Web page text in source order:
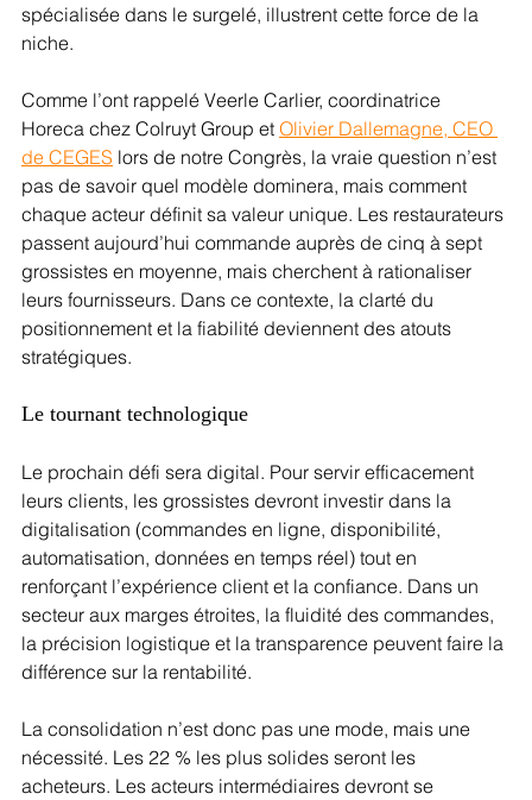
spécialisée dans le surgelé, illustrent cette force de la
niche.
Comme l’ont rappelé Veerle Carlier, coordinatrice
Horeca chez Colruyt Group et Olivier Dallemagne, CEO
de CEGES lors de notre Congrès, la vraie question n’est
pas de savoir quel modèle dominera, mais comment
chaque acteur définit sa valeur unique. Les restaurateurs
passent aujourd’hui commande auprès de cinq à sept
grossistes en moyenne, mais cherchent à rationaliser
leurs fournisseurs. Dans ce contexte, la clarté du
positionnement et la fiabilité deviennent des atouts
stratégiques.
Le tournant technologique
Le prochain défi sera digital. Pour servir efficacement
leurs clients, les grossistes devront investir dans la
digitalisation (commandes en ligne, disponibilité,
automatisation, données en temps réel) tout en
renforçant l’expérience client et la confiance. Dans un
secteur aux marges étroites, la fluidité des commandes,
la précision logistique et la transparence peuvent faire la
différence sur la rentabilité.
La consolidation n’est donc pas une mode, mais une
nécessité. Les 22 % les plus solides seront les
acheteurs. Les acteurs intermédiaires devront se